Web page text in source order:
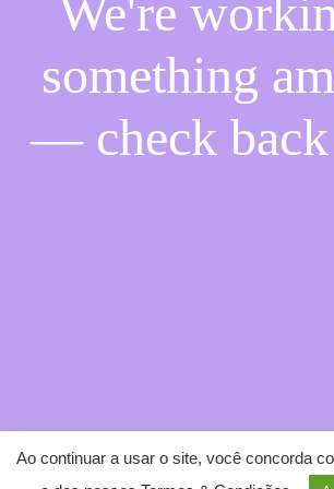
We're
something
— check back
Ao continuar a usar o site, você concorda